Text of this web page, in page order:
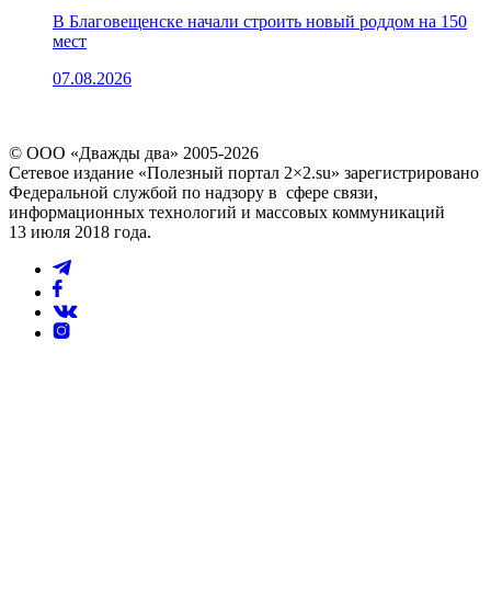
В Благовещенске начали строить новый роддом на 150
мест
07.08.2026
© ООО «Дважды два» 2005-2026
Сетевое издание «Полезный портал 2×2.su» зарегистрировано
Федеральной службой по надзору в сфере связи,
информационных технологий и массовых коммуникаций
13 июля 2018 года.